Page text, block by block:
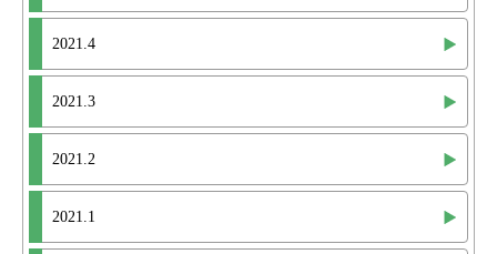
2021.4
2021.3
2021.2
2021.1